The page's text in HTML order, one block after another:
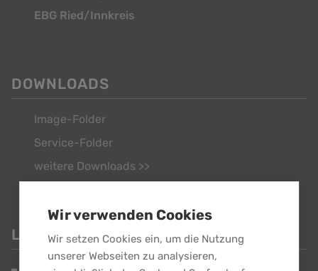
Wir verwenden Cookies
Wir setzen Cookies ein, um die Nutzung
unserer Webseiten zu analysieren,
EBG Ried/Innkreis
DOWNLOADS
Image-Folder
Service-Folder
weitere Downloads >>
LINKS